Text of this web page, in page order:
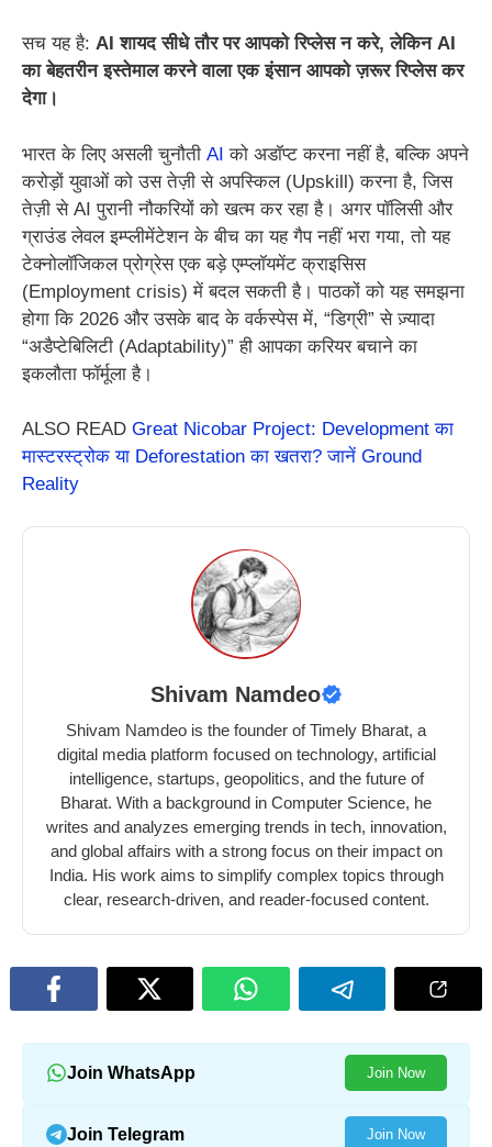
सच यह है: AI शायद सीधे तौर पर आपको रिप्लेस न करे, लेकिन AI
का बेहतरीन इस्तेमाल करने वाला एक इंसान आपको ज़रूर रिप्लेस कर
देगा।
भारत के लिए असली चुनौती AIको अडॉप्ट करना नहीं है, बल्कि अपने
करोड़ों युवाओं को उस तेज़ी से अपस्किल (Upskill) करना है, जिस
तेज़ी से AI पुरानी नौकरियों को खत्म कर रहा है। अगर पॉलिसी और
ग्राउंड लेवल इम्प्लीमेंटेशन के बीच का यह गैप नहीं भरा गया, तो यह
टेक्नोलॉजिकल प्रोग्रेस एक बड़े एम्प्लॉयमेंट क्राइसिस
(Employment crisis) में बदल सकती है। पाठकों को यह समझना
होगा कि 2026 और उसके बाद के वर्कस्पेस में, “डिग्री” से ज़्यादा
“अडैप्टेबिलिटी (Adaptability)” ही आपका करियर बचाने का
इकलौता फॉर्मूला है।
ALSO READ Great Nicobar Project: Development का
मास्टरस्ट्रोक या Deforestation का खतरा? जानें Ground
Reality
Shivam Namdeo
Shivam Namdeo is the founder of Timely Bharat, a
digital media platform focused on technology, artificial
intelligence, startups, geopolitics, and the future of
Bharat. With a background in Computer Science, he
writes and analyzes emerging trends in tech, innovation,
and global affairs with a strong focus on their impact on
India. His work aims to simplify complex topics through
clear, research-driven, and reader-focused content.
Join WhatsApp Join Now
Join Telegram Join Now